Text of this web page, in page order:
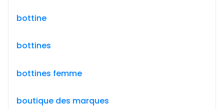
bottine
bottines
bottines femme
boutique des marques